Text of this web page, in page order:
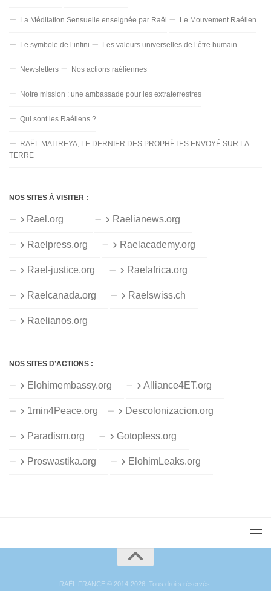
La Méditation Sensuelle enseignée par Raël Le Mouvement Raélien
Le symbole de l’infini Les valeurs universelles de l’être humain
Newsletters Nos actions raéliennes
Notre mission : une ambassade pour les extraterrestres
Qui sont les Raéliens ?
RAËL MAITREYA, LE DERNIER DES PROPHÈTES ENVOYÉ SUR LA
TERRE
NOS SITES À VISITER :
Rael.org Raelianews.org
Raelpress.org Raelacademy.org
Rael-justice.org Raelafrica.org
Raelcanada.org Raelswiss.ch
Raelianos.org
NOS SITES D’ACTIONS :
Elohimembassy.org Alliance4ET.org
1min4Peace.org Descolonizacion.org
Paradism.org Gotopless.org
Proswastika.org ElohimLeaks.org
RAËL FRANCE © 2014-2026. Tous droits réservés.